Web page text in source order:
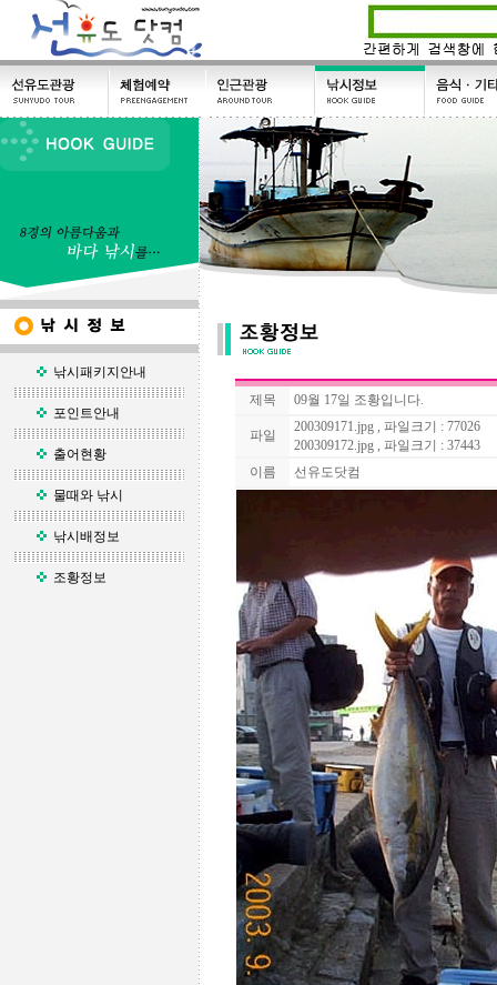
낚시패키지안내
포인트안내
출어현황
물때와 낚시
낚시배정보
조황정보
제목 09월 17일 조황입니다.
파일
200309171.jpg , 파일크기 : 77026
200309172.jpg , 파일크기 : 37443
이름
선유도닷컴